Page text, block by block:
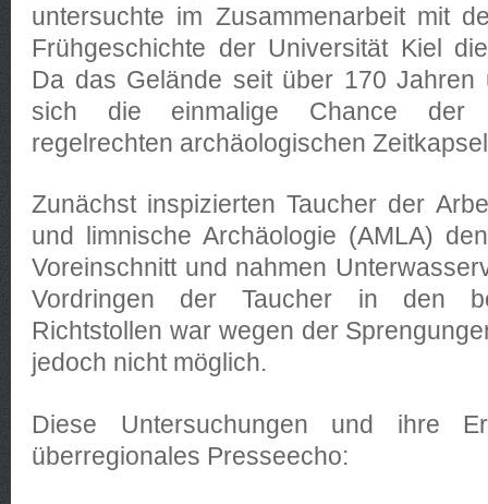
untersuchte im Zusammenarbeit mit
Frühgeschichte der Universität Kiel
Da das Gelände seit über 170 Jahren
sich die einmalige Chance der
regelrechten archäologischen
Zunächst inspizierten Taucher der
und limnische Archäologie (AMLA)
Voreinschnitt und nahmen
Vordringen der Taucher in den
Richtstollen war wegen der
jedoch nicht möglich.
Diese Untersuchungen und ihre
überregionales Presseecho: